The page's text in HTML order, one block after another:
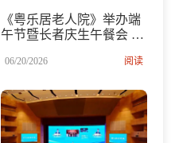
《粤乐居老人院》举办端
午节暨长者庆生午餐会 传
06/20/2026 阅读